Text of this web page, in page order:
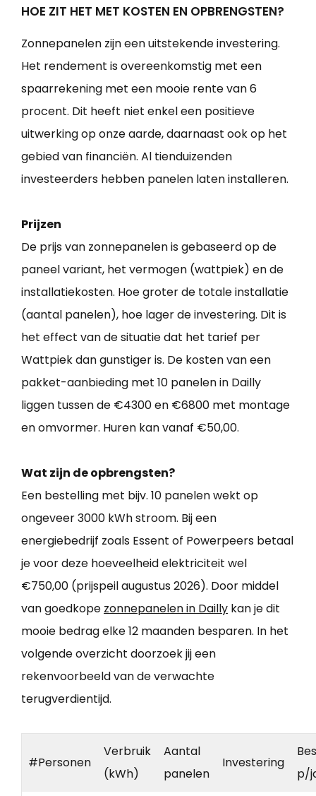
HOE ZIT HET MET KOSTEN EN OPBRENGSTEN?
Zonnepanelen zijn een uitstekende investering.
Het rendement is overeenkomstig met een
spaarrekening met een mooie rente van 6
procent. Dit heeft niet enkel een positieve
uitwerking op onze aarde, daarnaast ook op het
gebied van financiën. Al tienduizenden
investeerders hebben panelen laten installeren.
Prijzen
De prijs van zonnepanelen is gebaseerd op de
paneel variant, het vermogen (wattpiek) en de
installatiekosten. Hoe groter de totale installatie
(aantal panelen), hoe lager de investering. Dit is
het effect van de situatie dat het tarief per
Wattpiek dan gunstiger is. De kosten van een
pakket-aanbieding met 10 panelen in Dailly
liggen tussen de €4300 en €6800 met montage
en omvormer. Huren kan vanaf €50,00.
Wat zijn de opbrengsten?
Een bestelling met bijv. 10 panelen wekt op
ongeveer 3000 kWh stroom. Bij een
energiebedrijf zoals Essent of Powerpeers betaal
je voor deze hoeveelheid elektriciteit wel
€750,00 (prijspeil augustus 2026). Door middel
van goedkope zonnepanelen in Dailly kan je dit
mooie bedrag elke 12 maanden besparen. In het
volgende overzicht doorzoek jij een
rekenvoorbeeld van de verwachte
terugverdientijd.
#Personen
Verbruik
(kWh)
Aantal
panelen
Investering
p/